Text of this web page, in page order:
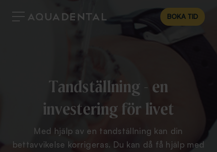
BOKA TID
Tandställning - en
investering för livet
Med hjälp av en tandställning kan din
bettavvikelse korrigeras. Du kan då få hjälp med